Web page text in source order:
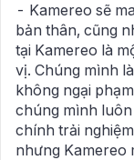
- Kamereo sẽ
bản thân, cũng
tại Kamereo là
vị. Chúng mình
không ngại
chúng mình
chính trải
nhưng Kamereo